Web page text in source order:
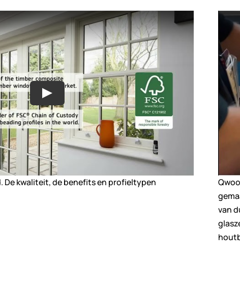
De kwaliteit, de benefits en profieltypen
van